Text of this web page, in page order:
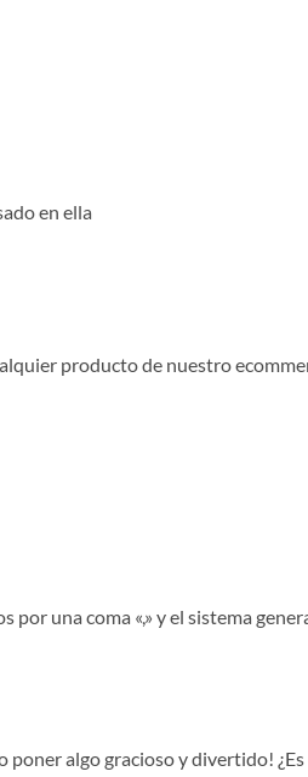
en ella
producto de nuestro
una coma «,» y el sistema
algo gracioso y divertido! ¿Es